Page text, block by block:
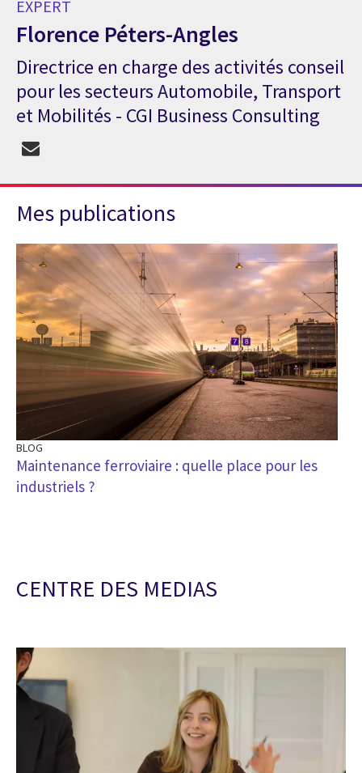
EXPERT
Florence Péters-Angles
Expert Florence Péters-Angles
Directrice en charge des activités conseil
pour les secteurs Automobile, Transport
et Mobilités - CGI Business Consulting
Mes publications
BLOG
Maintenance ferroviaire : quelle place pour les
industriels ?
CENTRE DES MEDIAS